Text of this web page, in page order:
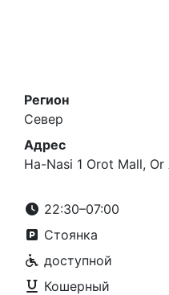
Регион
Север
Адрес
Ha-Nasi 1 Orot Mall,
22:30–07:00
Стоянка
доступной
Кошерный